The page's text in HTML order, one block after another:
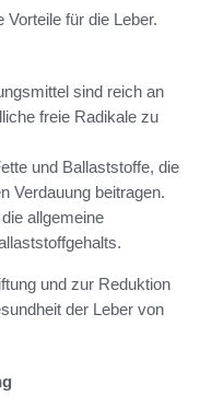
Vorteile für die Leber.
sind reich an
freie Radikale zu
und Ballaststoffe, die
Verdauung beitragen.
allgemeine
und zur Reduktion
der Leber von